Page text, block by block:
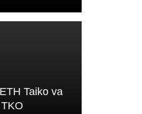
Taiko va